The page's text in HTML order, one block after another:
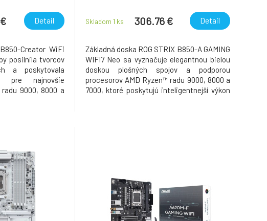
Detail
Creator WiFi
posilnila tvorcov
a poskytovala
pre najnovšie
9000, 8000 a
Skladom 1 ks 306.76 € Detail
Základná doska ROG STRIX B850-A GAMING
WIFI7 Neo sa vyznačuje elegantnou bielou
doskou plošných spojov a podporou
procesorov AMD Ryzen™ radu 9000, 8000 a
7000, ktoré poskytujú inteligentnejší výkon